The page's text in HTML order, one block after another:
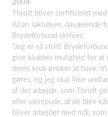
Thrott bliver certificeret
Allan Jakobsen, daværende
Brydeforbund skriver:
”Jeg er så stolt!
give klubber mulighed for
deres klub ønsker at have.
gøres, og jeg skal ikke
af det arbejde, som Thrott
eller sovepude, at de blev
bliver arbejdet med mål,